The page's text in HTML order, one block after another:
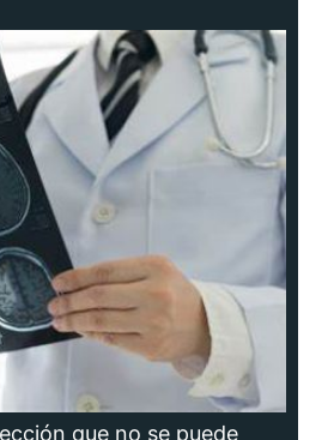
que no se puede